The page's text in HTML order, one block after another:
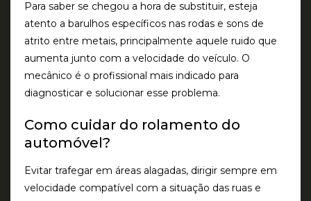
Para saber se chegou a hora de substituir, esteja
atento a barulhos específicos nas rodas e sons de
atrito entre metais, principalmente aquele ruido que
aumenta junto com a velocidade do veículo. O
mecânico é o profissional mais indicado para
diagnosticar e solucionar esse problema.
Como cuidar do rolamento do
automóvel?
Evitar trafegar em áreas alagadas, dirigir sempre em
velocidade compatível com a situação das ruas e